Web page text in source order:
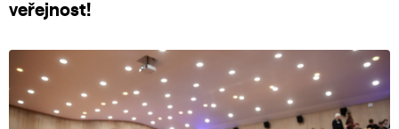
veřejnost!